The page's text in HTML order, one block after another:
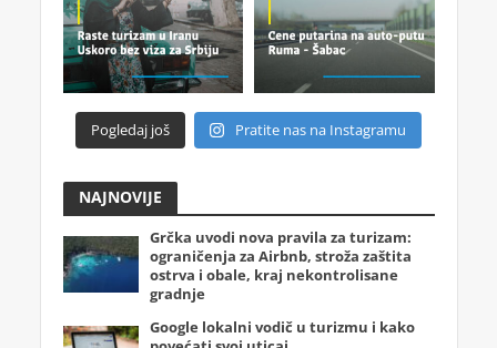
Pogledaj još Pratite nas na Instagramu
NAJNOVIJE
Grčka uvodi nova pravila za turizam:
ograničenja za Airbnb, stroža zaštita
ostrva i obale, kraj nekontrolisane
gradnje
Google lokalni vodič u turizmu i kako